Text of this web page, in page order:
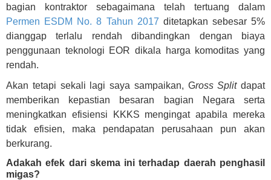
bagian kontraktor sebagaimana telah tertuang dalam
Permen ESDM No. 8 Tahun 2017 ditetapkan sebesar 5%
dianggap terlalu rendah dibandingkan dengan biaya
penggunaan teknologi EOR dikala harga komoditas yang
rendah.
Akan tetapi sekali lagi saya sampaikan, Gross Splitdapat
memberikan kepastian besaran bagian Negara serta
meningkatkan efisiensi KKKS mengingat apabila mereka
tidak efisien, maka pendapatan perusahaan pun akan
berkurang.
Adakah efek dari skema ini terhadap daerah penghasil
migas?